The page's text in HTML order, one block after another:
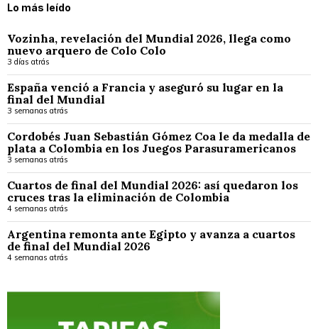
Lo más leído
Vozinha, revelación del Mundial 2026, llega como
nuevo arquero de Colo Colo
3 días atrás
España venció a Francia y aseguró su lugar en la
final del Mundial
3 semanas atrás
Cordobés Juan Sebastián Gómez Coa le da medalla de
plata a Colombia en los Juegos Parasuramericanos
3 semanas atrás
Cuartos de final del Mundial 2026: así quedaron los
cruces tras la eliminación de Colombia
4 semanas atrás
Argentina remonta ante Egipto y avanza a cuartos
de final del Mundial 2026
4 semanas atrás